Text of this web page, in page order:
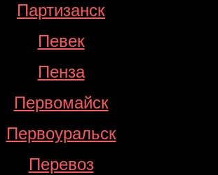
Партизанск
Певек
Пенза
Первомайск
Первоуральск
Перевоз